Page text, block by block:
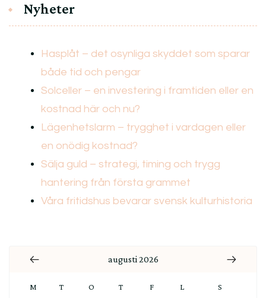
Nyheter
Hasplåt – det osynliga skyddet som sparar
både tid och pengar
Solceller – en investering i framtiden eller en
kostnad här och nu?
Lägenhetslarm – trygghet i vardagen eller
en onödig kostnad?
Sälja guld – strategi, timing och trygg
hantering från första grammet
Våra fritidshus bevarar svensk kulturhistoria
augusti 2026
M T O T F L S